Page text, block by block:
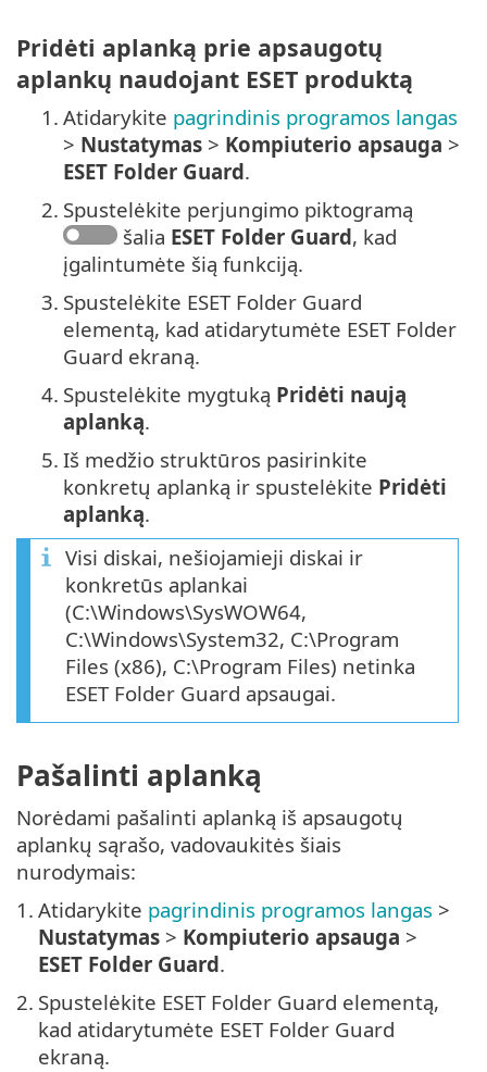
Pridėti aplanką prie apsaugotų
aplankų naudojant ESET produktą
1. Atidarykite pagrindinis programos langas
> Nustatymas > Kompiuterio apsauga >
ESET Folder Guard.
2. Spustelėkite perjungimo piktogramą
šalia ESET Folder Guard, kad
įgalintumėte šią funkciją.
3. Spustelėkite ESET Folder Guard
elementą, kad atidarytumėte ESET Folder
Guard ekraną.
4. Spustelėkite mygtuką Pridėti naują
aplanką.
5. Iš medžio struktūros pasirinkite
konkretų aplanką ir spustelėkite Pridėti
aplanką.
Visi diskai, nešiojamieji diskai ir
konkretūs aplankai
(C:\Windows\SysWOW64,
C:\Windows\System32, C:\Program
Files (x86), C:\Program Files) netinka
ESET Folder Guard apsaugai.
Pašalinti aplanką
Norėdami pašalinti aplanką iš apsaugotų
aplankų sąrašo, vadovaukitės šiais
nurodymais:
1. Atidarykite pagrindinis programos langas >
Nustatymas > Kompiuterio apsauga >
ESET Folder Guard.
2. Spustelėkite ESET Folder Guard elementą,
kad atidarytumėte ESET Folder Guard
ekraną.